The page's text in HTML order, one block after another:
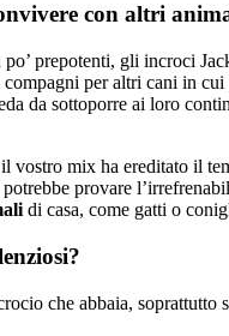
con altri
po’ prepotenti, gli incroci
per altri cani in cui
da sottoporre ai loro
vostro mix ha ereditato il
provare
di casa, come gatti o
che abbaia, soprattutto